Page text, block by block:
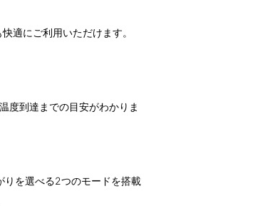
適にご利用いただけます。
度到達までの目安がわかりま
りを選べる2つのモードを搭載